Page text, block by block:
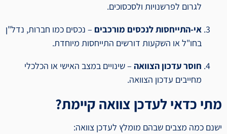
לגרום לפרשנויות ולסכסוכים.
אי-התייחסות לנכסים מורכבים – נכסים כמו חברות, נדל"ן
בחו"ל או השקעות דורשים התייחסות מיוחדת.
חוסר עדכון הצוואה – שינויים במצב האישי או הכלכלי
מחייבים עדכון הצוואה.
מתי כדאי לעדכן צוואה קיימת?
ישנם כמה מצבים שבהם מומלץ לעדכן צוואה: